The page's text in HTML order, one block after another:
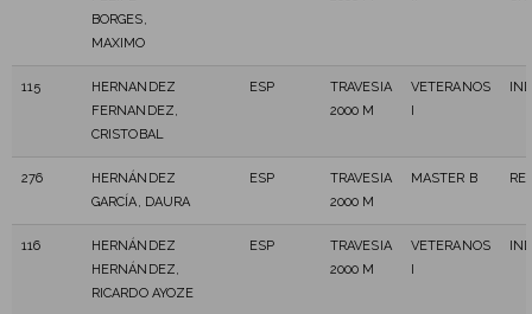
BORGES,
MAXIMO
115
HERNANDEZ
FERNANDEZ,
CRISTOBAL
ESP
TRAVESIA
2000 M
VETERANOS
276
HERNÁNDEZ
GARCÍA, DAURA
ESP
TRAVESIA
2000 M
MASTER B
116
HERNÁNDEZ
HERNÁNDEZ,
RICARDO AYOZE
ESP
TRAVESIA
2000 M
VETERANOS